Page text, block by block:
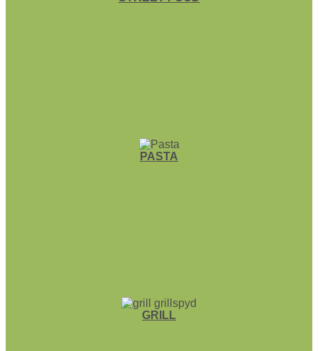
PASTA
GRILL